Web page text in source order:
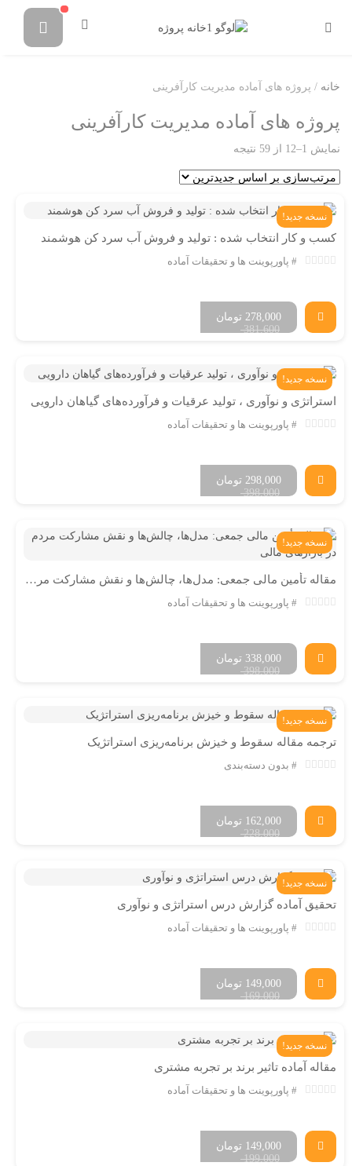
خانه / پروژه های آماده مدیریت کارآفرینی
پروژه های آماده مدیریت کارآفرینی
نمایش 1–12 از 59 نتیجه
نسخه جدید!
کسب و کار انتخاب شده : تولید و فروش آب سرد کن هوشمند
پاورپوینت ها و تحقیقات آماده
381,600
تومان 278,000
نسخه جدید!
استراتژی و نوآوری ، تولید عرقیات و فرآورده‌های گیاهان دارویی
پاورپوینت ها و تحقیقات آماده
398,000
تومان 298,000
نسخه جدید!
مقاله تأمین مالی جمعی: مدل‌ها، چالش‌ها و نقش مشارکت مردم در بازارهای مالی
پاورپوینت ها و تحقیقات آماده
398,000
تومان 338,000
نسخه جدید!
ترجمه مقاله سقوط و خیزش برنامه‌ریزی استراتژیک
بدون دسته‌بندی
228,000
تومان 162,000
نسخه جدید!
تحقیق آماده گزارش درس استراتژی و نوآوری
پاورپوینت ها و تحقیقات آماده
169,000
تومان 149,000
نسخه جدید!
مقاله آماده تاثیر برند بر تجربه مشتری
پاورپوینت ها و تحقیقات آماده
199,000
تومان 149,000